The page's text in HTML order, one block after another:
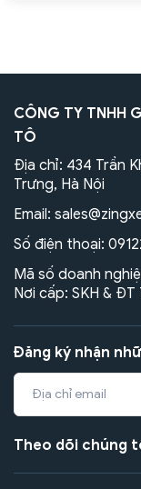
CÔNG TY TNHH
TÔ
Địa chỉ: 434 Trần
Trưng, Hà Nội
Email:
Số điện thoại:
Mã số doanh
Nơi cấp: SKH & ĐT
Đăng ký nhận
Theo dõi chúng